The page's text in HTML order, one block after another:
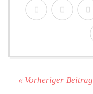
« Vorheriger Beitrag